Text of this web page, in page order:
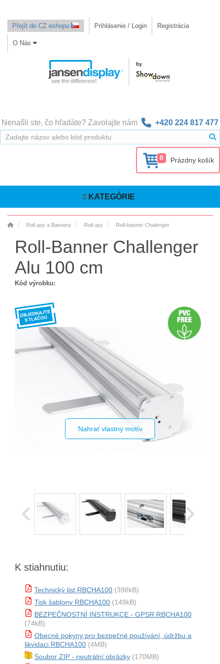
Přejít do CZ eshopu Prihlásenie / Login Registrácia
O Nás
Nenašli ste, čo hľadáte? Zavolajte nám +420 224 817 477
0 Prázdny košík
KATEGÓRIE
Roll upy a Bannery Roll upy Roll-banner Chalenger
Roll-Banner Challenger
Alu 100 cm
Kód výrobku:
Nahrať vlastný motív
K stiahnutiu:
Technický list RBCHA100 (398kB)
Tisk šablony RBCHA100 (149kB)
BEZPEČNOSTNÍ INSTRUKCE - GPSR RBCHA100
(74kB)
Obecné pokyny pro bezpečné používání, údržbu a
likvidaci RBCHA100 (4MB)
Soubor ZIP - neutrální obrázky (170MB)